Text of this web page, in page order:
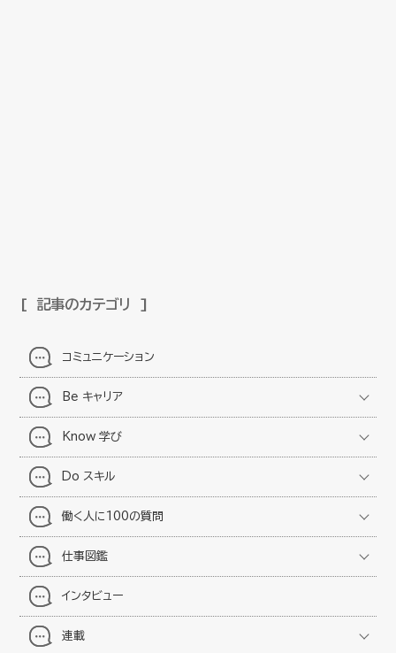
記事のカテゴリ
コミュニケーション
Be キャリア
Know 学び
Do スキル
働く人に100の質問
仕事図鑑
インタビュー
連載